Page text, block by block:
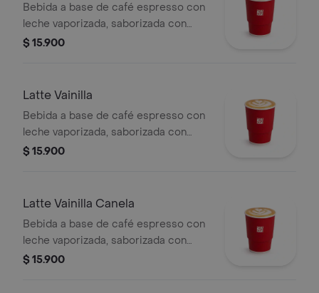
domicilio.
Bebida a base de café espresso con
leche vaporizada, saborizada con
caramelo.
$ 15.900
Latte Vainilla
Bebida a base de café espresso con
leche vaporizada, saborizada con
vainilla.
$ 15.900
Latte Vainilla Canela
Bebida a base de café espresso con
leche vaporizada, saborizada con
vainilla y canela.
$ 15.900